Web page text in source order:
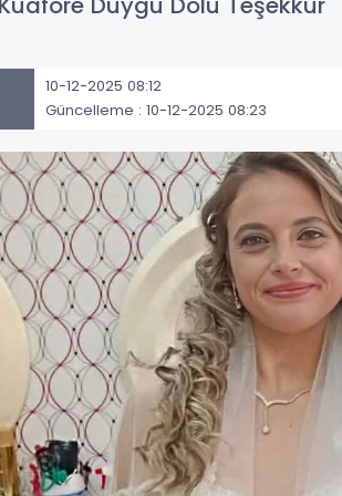
10-12-2025 08:12
Güncelleme : 10-12-2025 08:23